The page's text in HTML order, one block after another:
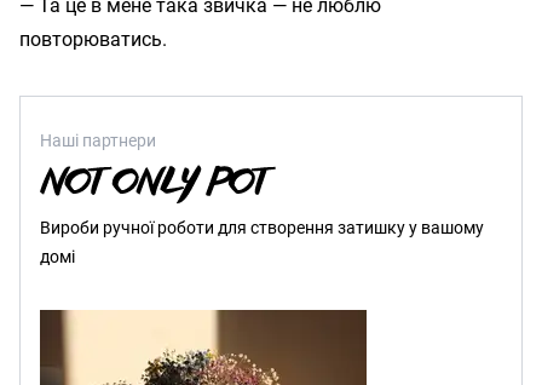
— Та це в мене така звичка — не люблю
повторюватись.
Наші партнери
Вироби ручної роботи для створення затишку у вашому
домі